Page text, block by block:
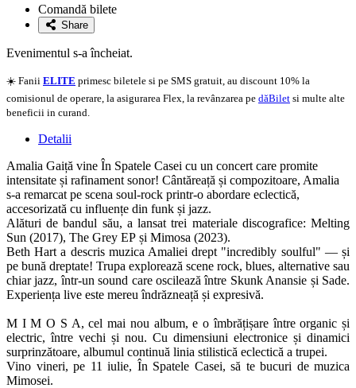
favoriteComandă bilete
Share
Evenimentul s-a încheiat.
☀️ Fanii ELITE primesc biletele si pe SMS gratuit, au discount 10% la
comisionul de operare, la asigurarea Flex, la revânzarea pe dăBilet si multe alte
beneficii in curand.
Detalii
Amalia Gaiță vine În Spatele Casei cu un concert care promite
intensitate și rafinament sonor! Cântăreață și compozitoare, Amalia
s-a remarcat pe scena soul-rock printr-o abordare eclectică,
accesorizată cu influențe din funk și jazz.
Alături de bandul său, a lansat trei materiale discografice: Melting
Sun (2017), The Grey EP și Mimosa (2023).
Beth Hart a descris muzica Amaliei drept "incredibly soulful" — și
pe bună dreptate! Trupa explorează scene rock, blues, alternative sau
chiar jazz, într-un sound care oscilează între Skunk Anansie și Sade.
Experiența live este mereu îndrăzneață și expresivă.
M I M O S A, cel mai nou album, e o îmbrățișare între organic și
electric, între vechi și nou. Cu dimensiuni electronice și dinamici
surprinzătoare, albumul continuă linia stilistică eclectică a trupei.
Vino vineri, pe 11 iulie, În Spatele Casei, să te bucuri de muzica
Mimosei.